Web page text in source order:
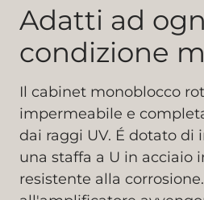
Adatti ad
condizione
Il cabinet monoblocco
impermeabile e
dai raggi UV. É dotato di
una staffa a U in acciaio
resistente alla